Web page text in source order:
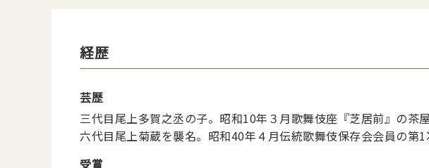
経歴
芸歴
三代目尾上多賀之丞の子。昭和10年３月歌舞伎座『芝居前』の
六代目尾上菊蔵を襲名。昭和40年４月伝統歌舞伎保存会会員の第
受賞